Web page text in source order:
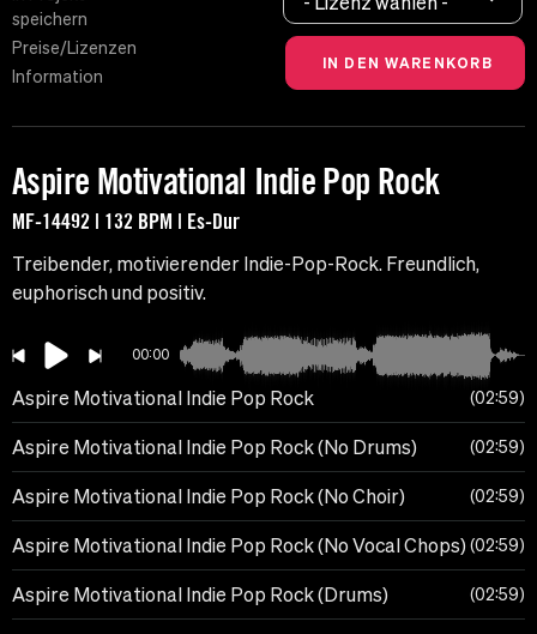
speichern
Preise/Lizenzen
Information
Aspire Motivational Indie Pop Rock
MF-14492 | 132 BPM | Es-Dur
Treibender, motivierender Indie-Pop-Rock. Freundlich,
euphorisch und positiv.
00:00
Aspire Motivational Indie Pop Rock 02:59
Aspire Motivational Indie Pop Rock (No Drums) 02:59
Aspire Motivational Indie Pop Rock (No Choir) 02:59
Aspire Motivational Indie Pop Rock (No Vocal Chops) 02:59
Aspire Motivational Indie Pop Rock (Drums) 02:59